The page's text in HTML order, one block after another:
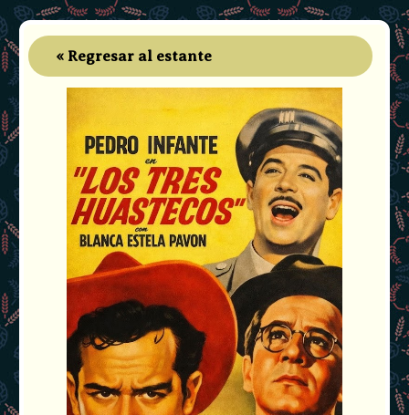
« Regresar al estante